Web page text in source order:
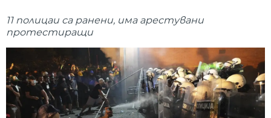
11 полицаи са ранени, има арестувани
протестиращи